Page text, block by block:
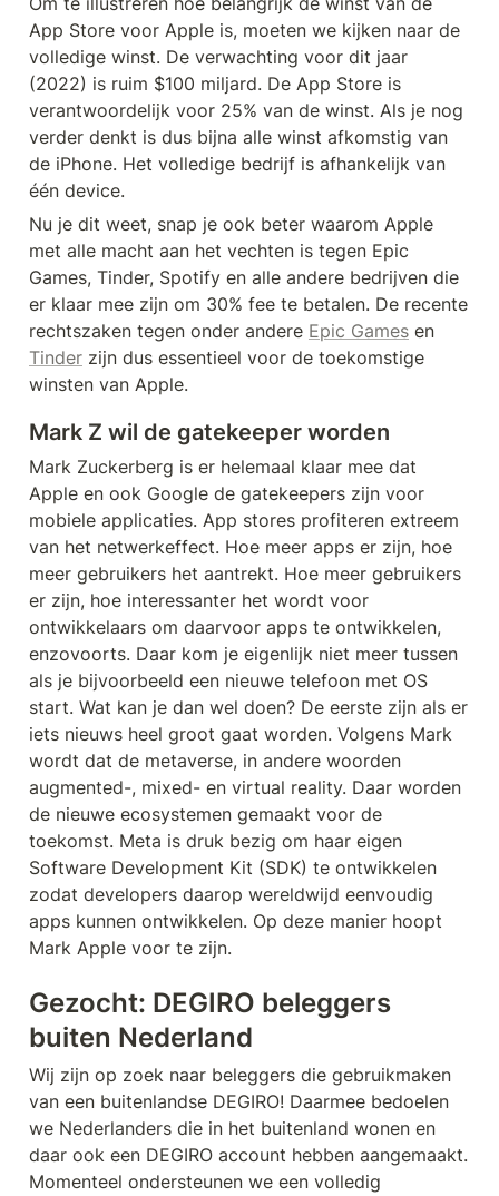
App Store voor Apple is, moeten we kijken naar de
volledige winst. De verwachting voor dit jaar
(2022) is ruim $100 miljard. De App Store is
verantwoordelijk voor 25% van de winst. Als je nog
verder denkt is dus bijna alle winst afkomstig van
de iPhone. Het volledige bedrijf is afhankelijk van
één device.
Nu je dit weet, snap je ook beter waarom Apple
met alle macht aan het vechten is tegen Epic
Games, Tinder, Spotify en alle andere bedrijven die
er klaar mee zijn om 30% fee te betalen. De recente
rechtszaken tegen onder andere Epic Games
Tinder zijn dus essentieel voor de toekomstige
winsten van Apple.
Mark Z wil de gatekeeper worden
Mark Zuckerberg is er helemaal klaar mee dat
Apple en ook Google de gatekeepers zijn voor
mobiele applicaties. App stores profiteren extreem
van het netwerkeffect. Hoe meer apps er zijn, hoe
meer gebruikers het aantrekt. Hoe meer gebruikers
er zijn, hoe interessanter het wordt voor
ontwikkelaars om daarvoor apps te ontwikkelen,
enzovoorts. Daar kom je eigenlijk niet meer tussen
als je bijvoorbeeld een nieuwe telefoon met OS
start. Wat kan je dan wel doen? De eerste zijn als er
iets nieuws heel groot gaat worden. Volgens Mark
wordt dat de metaverse, in andere woorden
augmented-, mixed- en virtual reality. Daar worden
de nieuwe ecosystemen gemaakt voor de
toekomst. Meta is druk bezig om haar eigen
Software Development Kit (SDK) te ontwikkelen
zodat developers daarop wereldwijd eenvoudig
apps kunnen ontwikkelen. Op deze manier hoopt
Mark Apple voor te zijn.
Gezocht: DEGIRO beleggers
buiten Nederland
Wij zijn op zoek naar beleggers die gebruikmaken
van een buitenlandse DEGIRO! Daarmee bedoelen
we Nederlanders die in het buitenland wonen en
daar ook een DEGIRO account hebben aangemaakt.
Momenteel ondersteunen we een volledig